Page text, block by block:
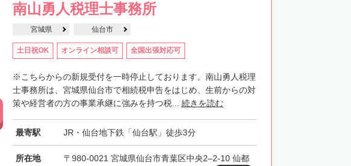
南山勇人税理士事務所
宮城県 仙台市
土日祝OK オンライン相談可 全国出張対応可
※こちらからの新規受付を一時停止しております。南山勇人税理
士事務所は、宮城県仙台市で相続税申告をはじめ、生前からの対
策や経営者の方の事業承継に強みを持つ税... 続きを読む
最寄駅 JR・仙台地下鉄「仙台駅」徒歩3分
所在地
〒980-0021 宮城県仙台市青葉区中央2–2-10 仙都